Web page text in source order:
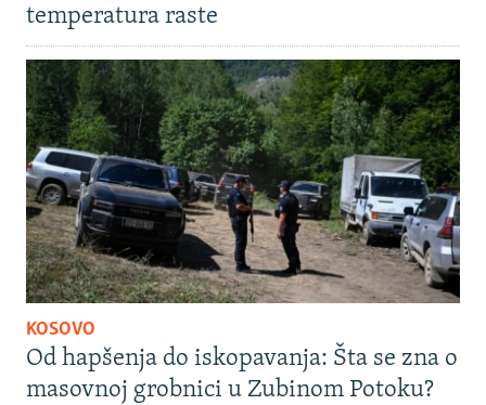
temperatura raste
KOSOVO
Od hapšenja do iskopavanja: Šta se zna o
masovnoj grobnici u Zubinom Potoku?